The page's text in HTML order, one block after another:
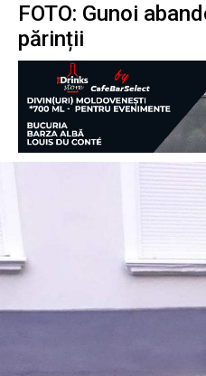
FOTO: Gunoi
părinții